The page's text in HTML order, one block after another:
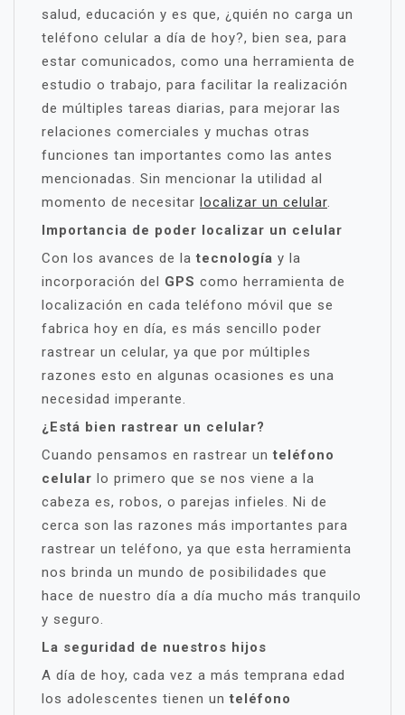
salud, educación y es que, ¿quién no carga un
teléfono celular a día de hoy?, bien sea, para
estar comunicados, como una herramienta de
estudio o trabajo, para facilitar la realización
de múltiples tareas diarias, para mejorar las
relaciones comerciales y muchas otras
funciones tan importantes como las antes
mencionadas. Sin mencionar la utilidad al
momento de necesitar localizar un celular.
Importancia de poder localizar un celular
Con los avances de latecnología y la
incorporación del GPS como herramienta de
localización en cada teléfono móvil que se
fabrica hoy en día, es más sencillo poder
rastrear un celular, ya que por múltiples
razones esto en algunas ocasiones es una
necesidad imperante.
¿Está bien rastrear un celular?
Cuando pensamos en rastrear unteléfono
celular lo primero que se nos viene a la
cabeza es, robos, o parejas infieles. Ni de
cerca son las razones más importantes para
rastrear un teléfono, ya que esta herramienta
nos brinda un mundo de posibilidades que
hace de nuestro día a día mucho más tranquilo
y seguro.
La seguridad de nuestros hijos
A día de hoy, cada vez a más temprana edad
los adolescentes tienen unteléfono